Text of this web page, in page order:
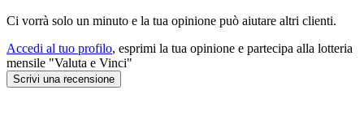
Ci vorrà solo un minuto e la tua opinione può aiutare altri clienti.
Accedi al tuo profilo, esprimi la tua opinione e partecipa alla lotteria
mensile "Valuta e Vinci"
Scrivi una recensione